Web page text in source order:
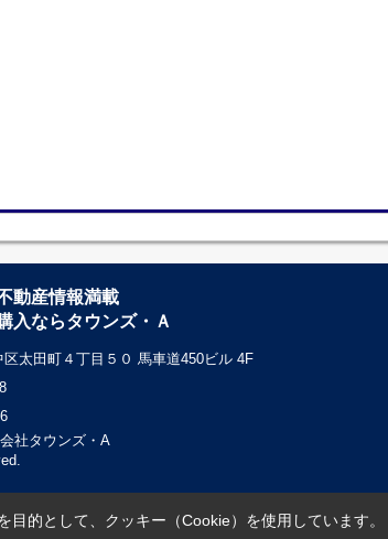
動産情報満載
入ならタウンズ・Ａ
太田町４丁目５０ 馬車道450ビル 4F
社タウンズ・A
的として、クッキー（Cookie）を使用しています。